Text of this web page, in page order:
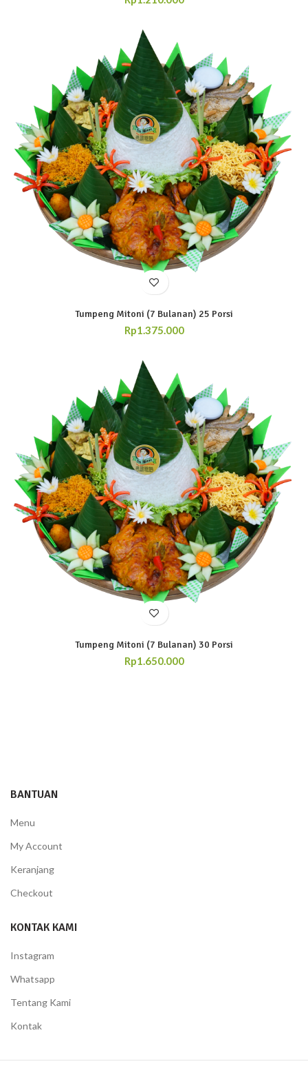
Tumpeng Mitoni (7 Bulanan) 25 Porsi
Rp1.375.000
Tumpeng Mitoni (7 Bulanan) 30 Porsi
Rp1.650.000
BANTUAN
Menu
My Account
Keranjang
Checkout
KONTAK KAMI
Instagram
Whatsapp
Tentang Kami
Kontak